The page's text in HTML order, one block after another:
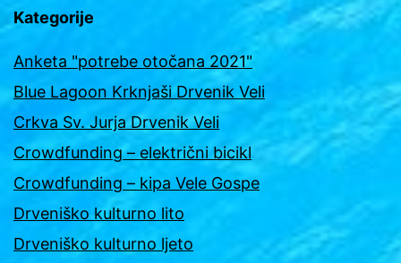
Kategorije
Anketa "potrebe otočana 2021"
Blue Lagoon Krknjaši Drvenik Veli
Crkva Sv. Jurja Drvenik Veli
Crowdfunding – električni bicikl
Crowdfunding – kipa Vele Gospe
Drveniško kulturno lito
Drveniško kulturno ljeto